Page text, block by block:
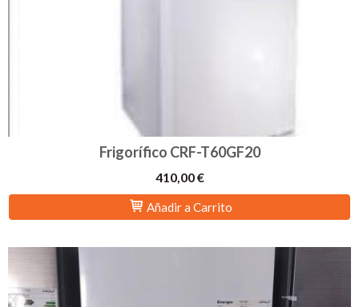
Frigorífico CRF-T60GF20
410,00 €
Añadir a Carrito